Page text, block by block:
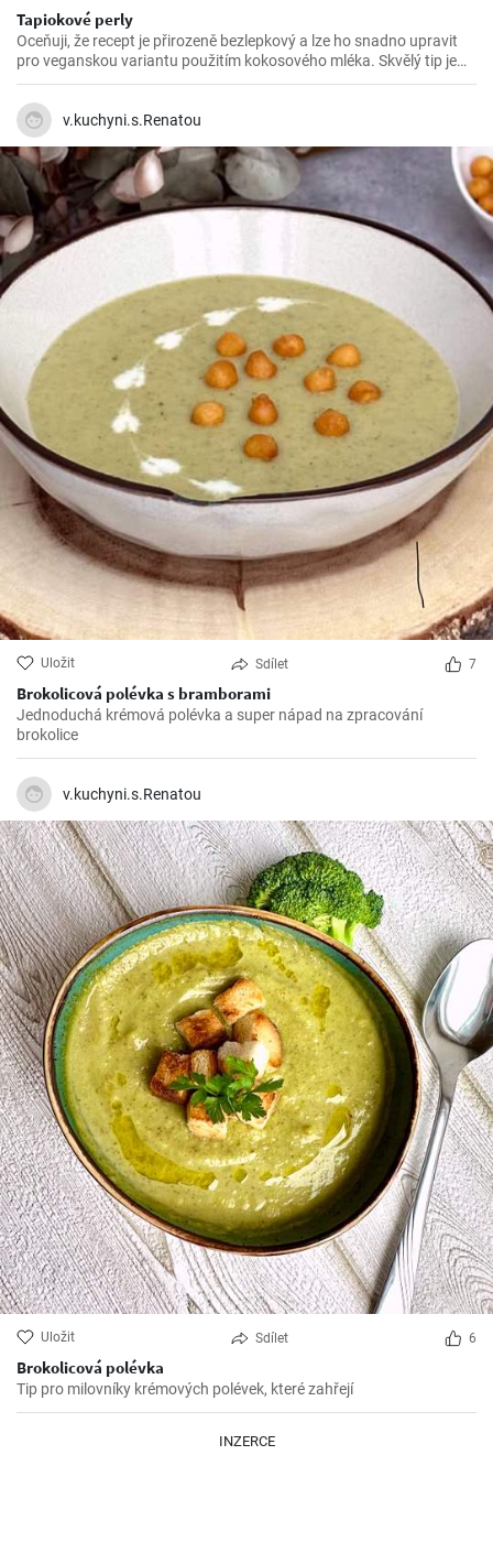
Tapiokové perly
Oceňuji, že recept je přirozeně bezlepkový a lze ho snadno upravit
pro veganskou variantu použitím kokosového mléka. Skvělý tip je
přidat trochu limetkové šťávy nebo máty pro ještě svěžejší chuť.
Jednoduchý, ale efektní dezert, který stojí za vyzkoušení!
v.kuchyni.s.Renatou
Uložit Sdílet 7
Brokolicová polévka s bramborami
Jednoduchá krémová polévka a super nápad na zpracování
brokolice
v.kuchyni.s.Renatou
Uložit Sdílet 6
Brokolicová polévka
Tip pro milovníky krémových polévek, které zahřejí
INZERCE